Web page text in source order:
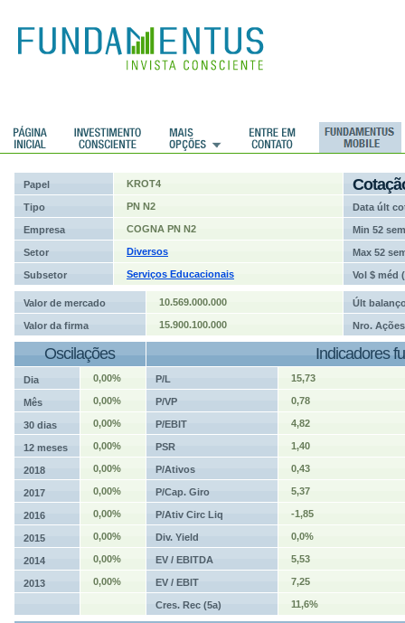
Papel KROT4
Tipo PN N2 Data últ
Empresa COGNA PN N2 Min 52 sem
Setor Diversos Max 52
Subsetor Serviços Educacionais Vol $ méd
Valor de mercado 10.569.000.000 Últ
Valor da firma 15.900.100.000 Nro. Ações
Oscilações Indicadores
Dia 0,00% P/L 15,73
Mês 0,00% P/VP 0,78
30 dias 0,00% P/EBIT 4,82
12 meses 0,00% PSR 1,40
2018 0,00% P/Ativos 0,43
2017 0,00% P/Cap. Giro 5,37
2016 0,00% P/Ativ Circ Liq -1,85
2015 0,00% Div. Yield 0,0%
2014 0,00% EV / EBITDA 5,53
2013 0,00% EV / EBIT 7,25
Cres. Rec (5a) 11,6%